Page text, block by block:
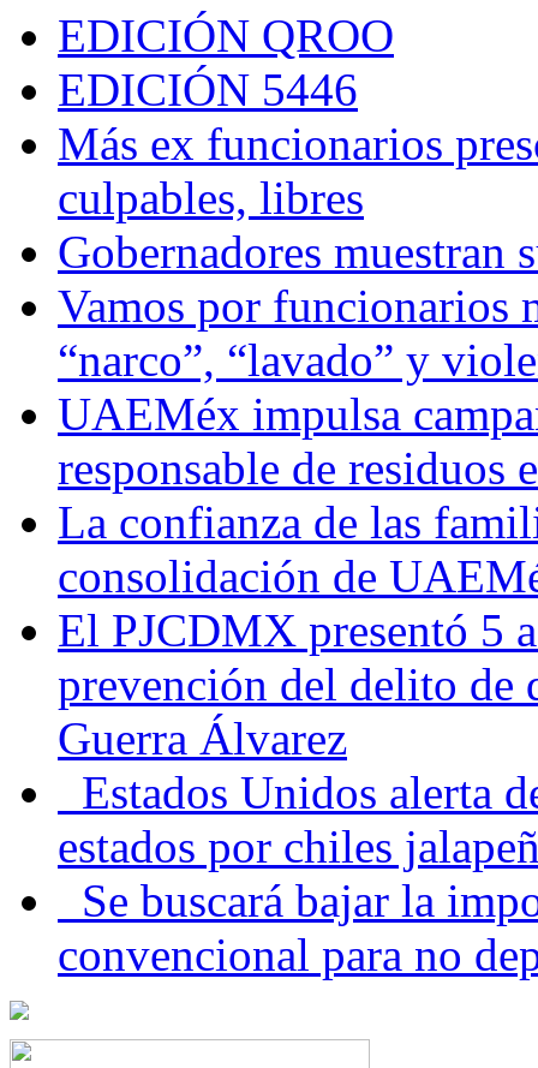
EDICIÓN QROO
EDICIÓN 5446
Más ex funcionarios
culpables, libres
Gobernadores muestran
Vamos por funcionarios
“narco”, “lavado” y
UAEMéx impulsa
responsable de residuos
La confianza de las
consolidación de
El PJCDMX presentó 5
prevención del delito de
Guerra Álvarez
Estados Unidos alerta
estados por chiles
Se buscará bajar la
convencional para no